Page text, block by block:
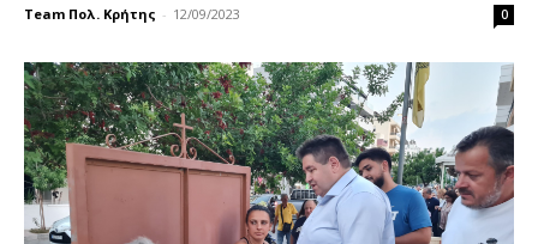
Team Πολ. Κρήτης - 12/09/2023 0